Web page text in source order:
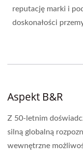
reputację marki i
doskonałości
Aspekt B&R
Z 50-letnim
silną globalną
wewnętrzne